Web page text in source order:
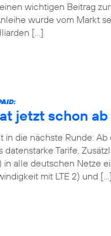
wichtigen Beitrag
wurde vom Markt
[…]
jetzt schon ab
in die nächste Runde: Ab
datenstarke Tarife.
in alle deutschen Netze
mit LTE 2) und […]